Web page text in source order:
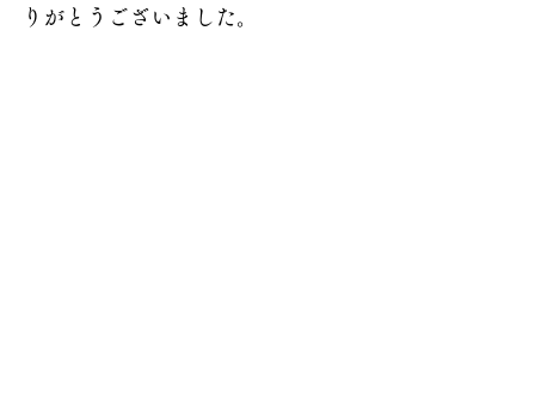
りがとうございました。